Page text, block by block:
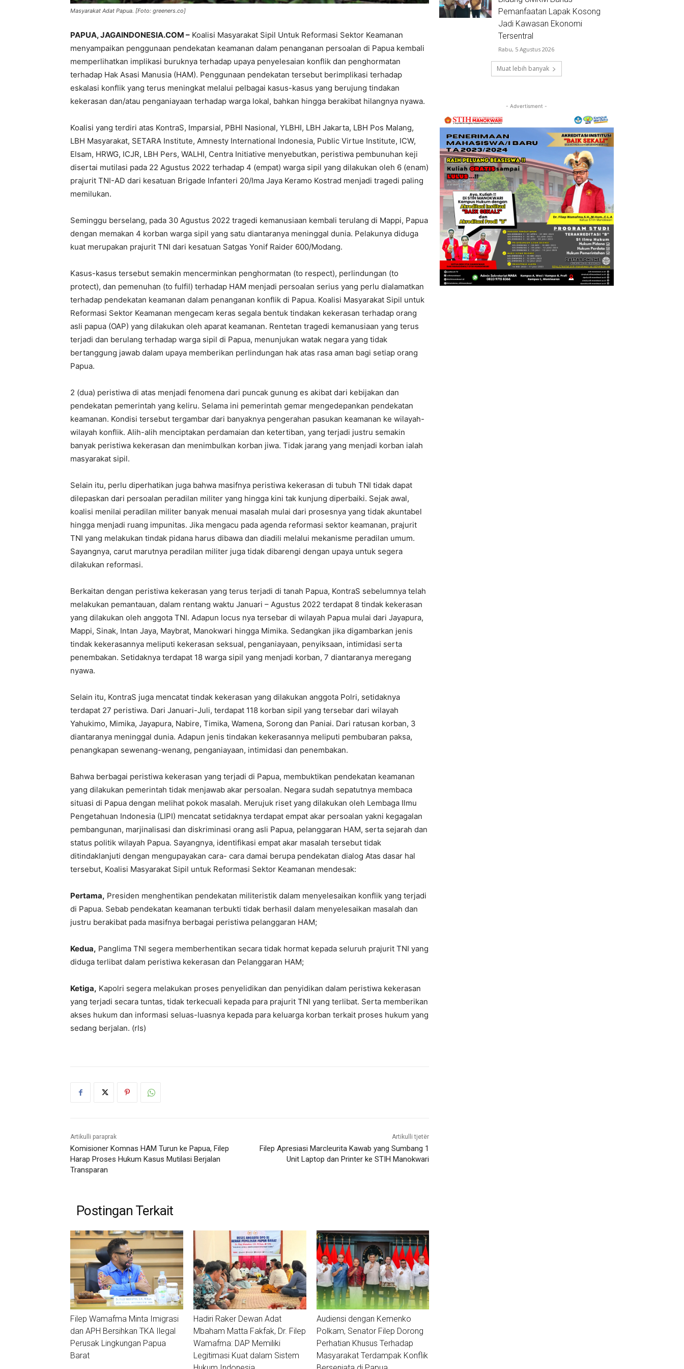
Masyarakat Adat Papua. [Foto: greeners.co]
PAPUA, JAGAINDONESIA.COM – Koalisi Masyarakat Sipil Untuk Reformasi Sektor Keamanan
menyampaikan penggunaan pendekatan keamanan dalam penanganan persoalan di Papua kembali
memperlihatkan implikasi buruknya terhadap upaya penyelesaian konflik dan penghormatan
terhadap Hak Asasi Manusia (HAM). Penggunaan pendekatan tersebut berimplikasi terhadap
eskalasi konflik yang terus meningkat melalui pelbagai kasus-kasus yang berujung tindakan
kekerasan dan/atau penganiayaan terhadap warga lokal, bahkan hingga berakibat hilangnya nyawa.
Koalisi yang terdiri atas KontraS, Imparsial, PBHI Nasional, YLBHI, LBH Jakarta, LBH Pos Malang,
LBH Masyarakat, SETARA Institute, Amnesty International Indonesia, Public Virtue Institute, ICW,
Elsam, HRWG, ICJR, LBH Pers, WALHI, Centra Initiative menyebutkan, peristiwa pembunuhan keji
disertai mutilasi pada 22 Agustus 2022 terhadap 4 (empat) warga sipil yang dilakukan oleh 6 (enam)
prajurit TNI-AD dari kesatuan Brigade Infanteri 20/Ima Jaya Keramo Kostrad menjadi tragedi paling
memilukan.
Seminggu berselang, pada 30 Agustus 2022 tragedi kemanusiaan kembali terulang di Mappi, Papua
dengan memakan 4 korban warga sipil yang satu diantaranya meninggal dunia. Pelakunya diduga
kuat merupakan prajurit TNI dari kesatuan Satgas Yonif Raider 600/Modang.
Kasus-kasus tersebut semakin mencerminkan penghormatan (to respect), perlindungan (to
protect), dan pemenuhan (to fulfil) terhadap HAM menjadi persoalan serius yang perlu dialamatkan
terhadap pendekatan keamanan dalam penanganan konflik di Papua. Koalisi Masyarakat Sipil untuk
Reformasi Sektor Keamanan mengecam keras segala bentuk tindakan kekerasan terhadap orang
asli papua (OAP) yang dilakukan oleh aparat keamanan. Rentetan tragedi kemanusiaan yang terus
terjadi dan berulang terhadap warga sipil di Papua, menunjukan watak negara yang tidak
bertanggung jawab dalam upaya memberikan perlindungan hak atas rasa aman bagi setiap orang
Papua.
2 (dua) peristiwa di atas menjadi fenomena dari puncak gunung es akibat dari kebijakan dan
pendekatan pemerintah yang keliru. Selama ini pemerintah gemar mengedepankan pendekatan
keamanan. Kondisi tersebut tergambar dari banyaknya pengerahan pasukan keamanan ke wilayah-
wilayah konflik. Alih-alih menciptakan perdamaian dan ketertiban, yang terjadi justru semakin
banyak peristiwa kekerasan dan menimbulkan korban jiwa. Tidak jarang yang menjadi korban ialah
masyarakat sipil.
Selain itu, perlu diperhatikan juga bahwa masifnya peristiwa kekerasan di tubuh TNI tidak dapat
dilepaskan dari persoalan peradilan militer yang hingga kini tak kunjung diperbaiki. Sejak awal,
koalisi menilai peradilan militer banyak menuai masalah mulai dari prosesnya yang tidak akuntabel
hingga menjadi ruang impunitas. Jika mengacu pada agenda reformasi sektor keamanan, prajurit
TNI yang melakukan tindak pidana harus dibawa dan diadili melalui mekanisme peradilan umum.
Sayangnya, carut marutnya peradilan militer juga tidak dibarengi dengan upaya untuk segera
dilakukan reformasi.
Berkaitan dengan peristiwa kekerasan yang terus terjadi di tanah Papua, KontraS sebelumnya telah
melakukan pemantauan, dalam rentang waktu Januari – Agustus 2022 terdapat 8 tindak kekerasan
yang dilakukan oleh anggota TNI. Adapun locus nya tersebar di wilayah Papua mulai dari Jayapura,
Mappi, Sinak, Intan Jaya, Maybrat, Manokwari hingga Mimika. Sedangkan jika digambarkan jenis
tindak kekerasannya meliputi kekerasan seksual, penganiayaan, penyiksaan, intimidasi serta
penembakan. Setidaknya terdapat 18 warga sipil yang menjadi korban, 7 diantaranya meregang
nyawa.
Selain itu, KontraS juga mencatat tindak kekerasan yang dilakukan anggota Polri, setidaknya
terdapat 27 peristiwa. Dari Januari-Juli, terdapat 118 korban sipil yang tersebar dari wilayah
Yahukimo, Mimika, Jayapura, Nabire, Timika, Wamena, Sorong dan Paniai. Dari ratusan korban, 3
diantaranya meninggal dunia. Adapun jenis tindakan kekerasannya meliputi pembubaran paksa,
penangkapan sewenang-wenang, penganiayaan, intimidasi dan penembakan.
Bahwa berbagai peristiwa kekerasan yang terjadi di Papua, membuktikan pendekatan keamanan
yang dilakukan pemerintah tidak menjawab akar persoalan. Negara sudah sepatutnya membaca
situasi di Papua dengan melihat pokok masalah. Merujuk riset yang dilakukan oleh Lembaga Ilmu
Pengetahuan Indonesia (LIPI) mencatat setidaknya terdapat empat akar persoalan yakni kegagalan
pembangunan, marjinalisasi dan diskriminasi orang asli Papua, pelanggaran HAM, serta sejarah dan
status politik wilayah Papua. Sayangnya, identifikasi empat akar masalah tersebut tidak
ditindaklanjuti dengan mengupayakan cara- cara damai berupa pendekatan dialog Atas dasar hal
tersebut, Koalisi Masyarakat Sipil untuk Reformasi Sektor Keamanan mendesak:
Pertama, Presiden menghentikan pendekatan militeristik dalam menyelesaikan konflik yang terjadi
di Papua. Sebab pendekatan keamanan terbukti tidak berhasil dalam menyelesaikan masalah dan
justru berakibat pada masifnya berbagai peristiwa pelanggaran HAM;
Kedua, Panglima TNI segera memberhentikan secara tidak hormat kepada seluruh prajurit TNI yang
diduga terlibat dalam peristiwa kekerasan dan Pelanggaran HAM;
Ketiga, Kapolri segera melakukan proses penyelidikan dan penyidikan dalam peristiwa kekerasan
yang terjadi secara tuntas, tidak terkecuali kepada para prajurit TNI yang terlibat. Serta memberikan
akses hukum dan informasi seluas-luasnya kepada para keluarga korban terkait proses hukum yang
sedang berjalan. (rls)
Artikulli paraprak
Komisioner Komnas HAM Turun ke Papua, Filep
Harap Proses Hukum Kasus Mutilasi Berjalan
Transparan
Artikulli tjetër
Filep Apresiasi Marcleurita Kawab yang Sumbang 1
Unit Laptop dan Printer ke STIH Manokwari
Postingan Terkait
Filep Wamafma Minta Imigrasi
dan APH Bersihkan TKA Ilegal
Perusak Lingkungan Papua
Barat
Hadiri Raker Dewan Adat
Mbaham Matta Fakfak, Dr. Filep
Wamafma: DAP Memiliki
Legitimasi Kuat dalam Sistem
Audiensi dengan Kemenko
Polkam, Senator Filep Dorong
Perhatian Khusus Terhadap
Masyarakat Terdampak Konflik
Pemanfaatan Lapak Kosong
Jadi Kawasan Ekonomi
Tersentral
Rabu, 5 Agustus 2026
Muat lebih banyak
- Advertisment -